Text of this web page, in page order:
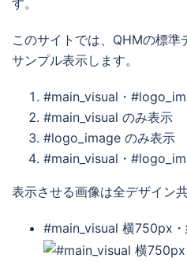
す。
このサイトでは、QHMの標
サンプル表示します。
#main_visual・
#main_visual のみ表示
#logo_image のみ表示
#main_visual・
表示させる画像は全デザイン共
#main_visual 横750px